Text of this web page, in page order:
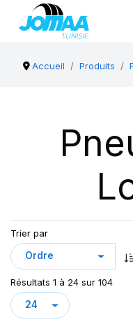
Accueil Produits
Trier par
Résultats 1 à 24 sur 104